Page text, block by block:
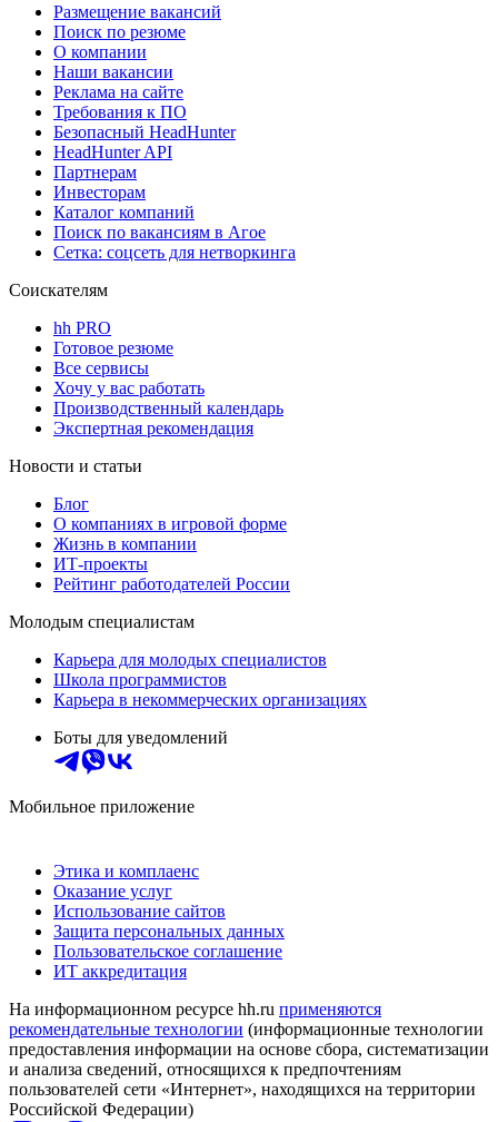
Размещение вакансий
Поиск по резюме
О компании
Наши вакансии
Реклама на сайте
Требования к ПО
Безопасный HeadHunter
HeadHunter API
Партнерам
Инвесторам
Каталог компаний
Поиск по вакансиям в Агое
Сетка: соцсеть для нетворкинга
Соискателям
hh PRO
Готовое резюме
Все сервисы
Хочу у вас работать
Производственный календарь
Экспертная рекомендация
Новости и статьи
Блог
О компаниях в игровой форме
Жизнь в компании
ИТ-проекты
Рейтинг работодателей России
Молодым специалистам
Карьера для молодых специалистов
Школа программистов
Карьера в некоммерческих организациях
Боты для уведомлений
Мобильное приложение
Этика и комплаенс
Оказание услуг
Использование сайтов
Защита персональных данных
Пользовательское соглашение
ИТ аккредитация
На информационном ресурсе hh.ru применяются
рекомендательные технологии (информационные технологии
предоставления информации на основе сбора, систематизации
и анализа сведений, относящихся к предпочтениям
пользователей сети «Интернет», находящихся на территории
Российской Федерации)